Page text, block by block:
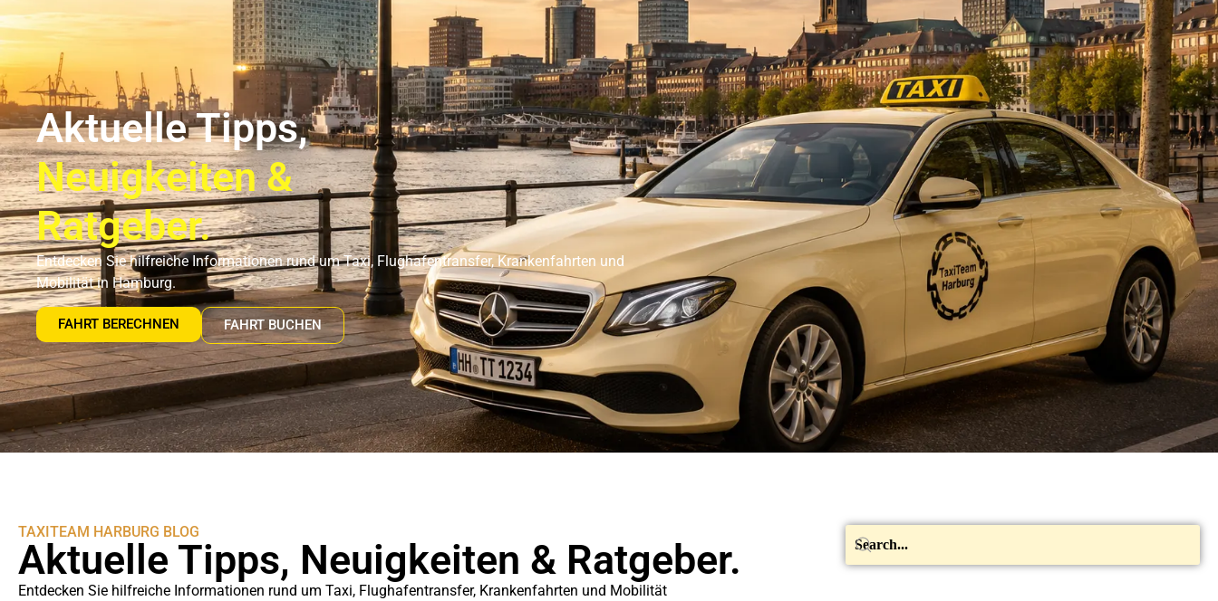
Flughafentransfer Hamburg Unser Abholservice Unser Großraumtaxi Service Krankenfahrten
Blog
Impressum
Mehr
Fahrt
buchen
DE
Aktuelle Tipps,
Neuigkeiten &
Ratgeber.
Entdecken Sie hilfreiche Informationen rund um Taxi, Flughafentransfer, Krankenfahrten und
Mobilität in Hamburg.
FAHRT BERECHNEN FAHRT BUCHEN
TAXITEAM HARBURG BLOG
Aktuelle Tipps, Neuigkeiten & Ratgeber.
Entdecken Sie hilfreiche Informationen rund um Taxi, Flughafentransfer, Krankenfahrten und Mobilität